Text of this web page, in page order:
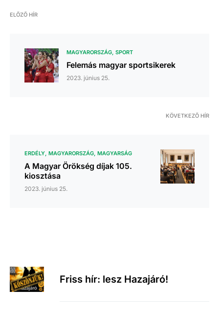
ELŐZŐ HÍR
MAGYARORSZÁG SPORT
Felemás magyar sportsikerek
2023. június 25.
KÖVETKEZŐ HÍR
ERDÉLY MAGYARORSZÁG MAGYARSÁG
A Magyar Örökség díjak 105.
kiosztása
2023. június 25.
Friss hír: lesz Hazajáró!